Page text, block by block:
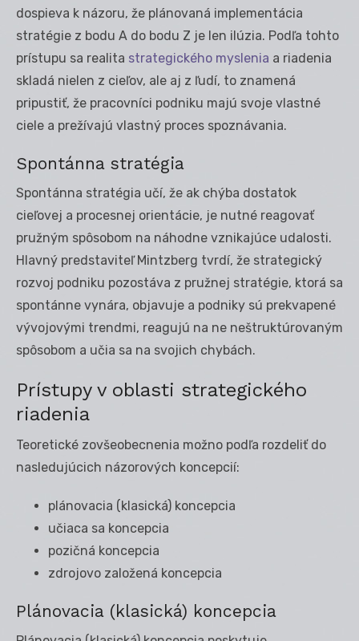
dospieva k názoru, že plánovaná implementácia
stratégie z bodu A do bodu Z je len ilúzia. Podľa tohto
prístupu sa realita strategického myslenia a riadenia
skladá nielen z cieľov, ale aj z ľudí, to znamená
pripustiť, že pracovníci podniku majú svoje vlastné
ciele a prežívajú vlastný proces spoznávania.
Spontánna stratégia
Spontánna stratégia učí, že ak chýba dostatok
cieľovej a procesnej orientácie, je nutné reagovať
pružným spôsobom na náhodne vznikajúce udalosti.
Hlavný predstaviteľ Mintzberg tvrdí, že strategický
rozvoj podniku pozostáva z pružnej stratégie, ktorá sa
spontánne vynára, objavuje a podniky sú prekvapené
vývojovými trendmi, reagujú na ne neštruktúrovaným
spôsobom a učia sa na svojich chybách.
Prístupy v oblasti strategického
riadenia
Teoretické zovšeobecnenia možno podľa rozdeliť do
nasledujúcich názorových koncepcií:
plánovacia (klasická) koncepcia
učiaca sa koncepcia
pozičná koncepcia
zdrojovo založená koncepcia
Plánovacia (klasická) koncepcia